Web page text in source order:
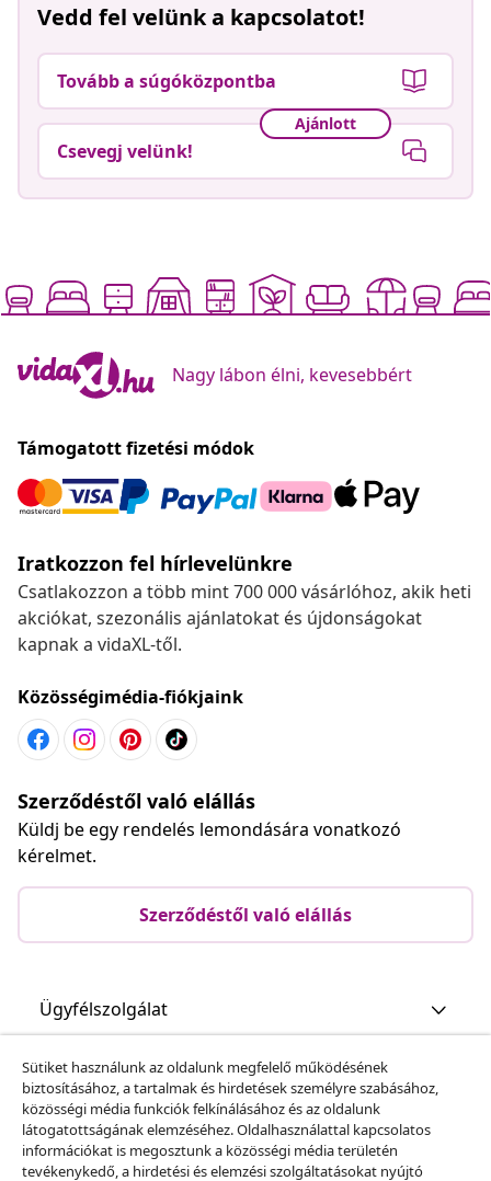
Vedd fel velünk a kapcsolatot!
Tovább a súgóközpontba
Ajánlott
Csevegj velünk!
Nagy lábon élni, kevesebbért
Támogatott fizetési módok
Iratkozzon fel hírlevelünkre
Csatlakozzon a több mint 700 000 vásárlóhoz, akik heti
akciókat, szezonális ajánlatokat és újdonságokat
kapnak a vidaXL-től.
Közösségimédia-fiókjaink
Szerződéstől való elállás
Küldj be egy rendelés lemondására vonatkozó
kérelmet.
Szerződéstől való elállás
Ügyfélszolgálat
Üzlet
vidaXL
Sütiket használunk az oldalunk megfelelő működésének
biztosításához, a tartalmak és hirdetések személyre szabásához,
közösségi média funkciók felkínálásához és az oldalunk
látogatottságának elemzéséhez. Oldalhasználattal kapcsolatos
információkat is megosztunk a közösségi média területén
tevékenykedő, a hirdetési és elemzési szolgáltatásokat nyújtó